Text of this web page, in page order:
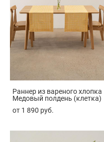
Раннер из вареного хлопка
Медовый полдень (клетка)
от 1 890 pуб.